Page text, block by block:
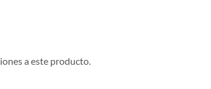
a este producto.